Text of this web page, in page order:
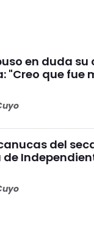
en duda
"Creo que fue
del